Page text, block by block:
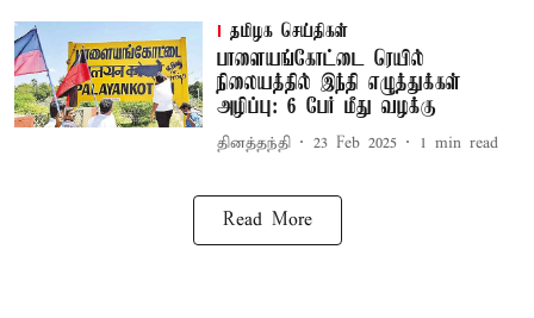
தமிழக செய்திகள்
பாளையங்கோட்டை ரெயில்
நிலையத்தில் இந்தி எழுத்துக்கள்
அழிப்பு: 6 பேர் மீது வழக்கு
தினத்தந்தி 23 Feb 2025 1 min read
Read More